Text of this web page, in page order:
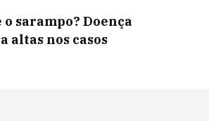
o sarampo? Doença
altas nos casos